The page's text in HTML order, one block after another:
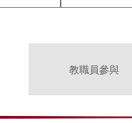
教職員參與